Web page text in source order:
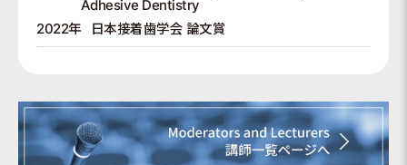
Adhesive Dentistry
2022年 日本接着歯学会 論文賞